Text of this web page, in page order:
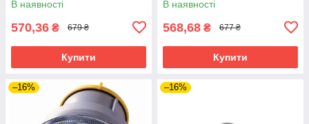
В наявності
570,36 ₴ 679 ₴
Купити
В наявності
568,68 ₴ 677 ₴
Купити
–16% –16%